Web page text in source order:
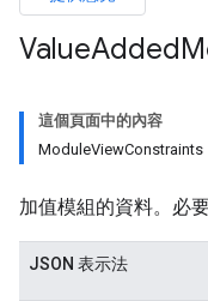
ValueAdded
這個頁面中的內容
ModuleViewConstraints
加值模組的資料。必
JSON 表示法